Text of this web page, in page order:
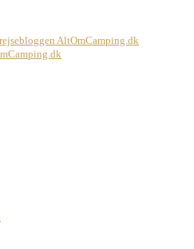
AltOmCamping.dk